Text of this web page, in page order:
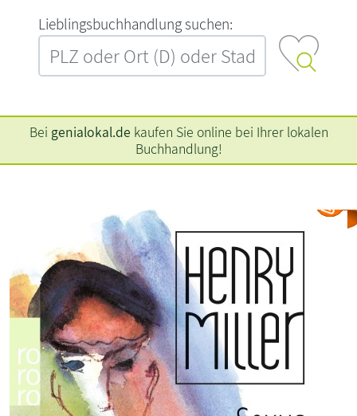
L‍i‍e‍b‍l‍i‍n‍g‍s‍b‍u‍c‍h‍h‍a‍n‍d‍l‍u‍n‍g‍ ‍s‍u‍c‍h‍e‍n‍:‍
Bei genialokal.de kaufen Sie online bei Ihrer lokalen
Buchhandlung!